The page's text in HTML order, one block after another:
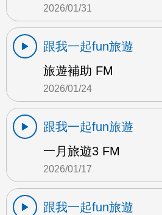
2026/01/31
跟我一起fun旅遊
旅遊補助 FM
2026/01/24
跟我一起fun旅遊
一月旅遊3 FM
2026/01/17
跟我一起fun旅遊